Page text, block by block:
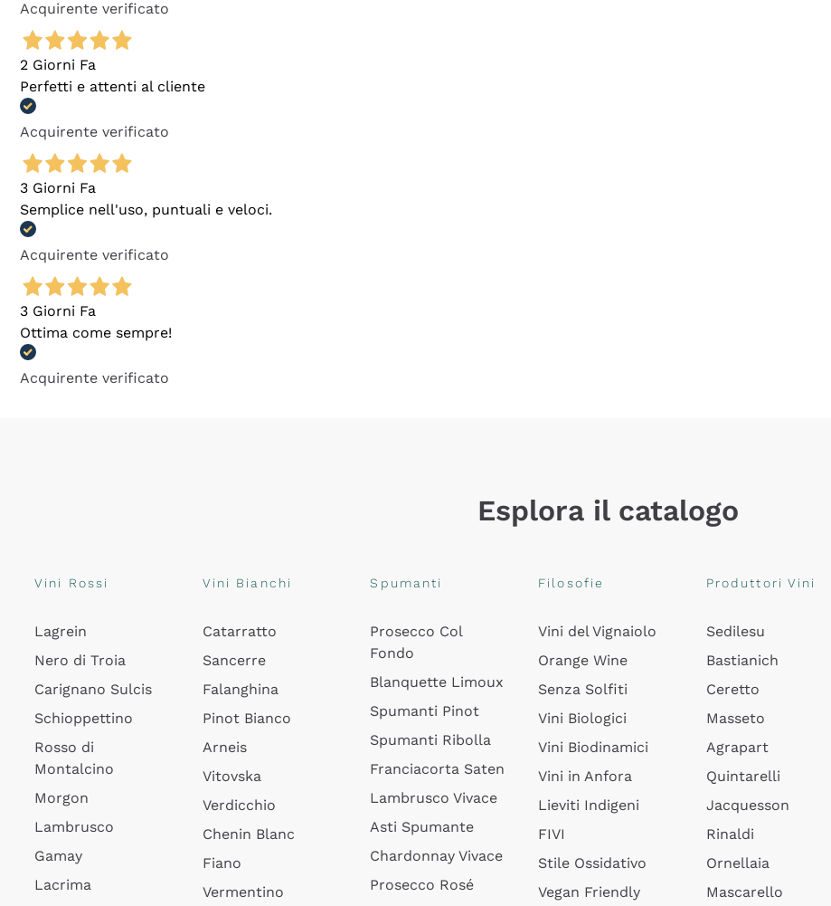
Acquirente verificato
2 Giorni Fa
Perfetti e attenti al cliente
Acquirente verificato
3 Giorni Fa
Semplice nell'uso, puntuali e veloci.
Acquirente verificato
3 Giorni Fa
Ottima come sempre!
Acquirente verificato
Esplora il catalogo
Vini Rossi
Lagrein
Nero di Troia
Carignano Sulcis
Schioppettino
Rosso di
Montalcino
Morgon
Lambrusco
Gamay
Lacrima
Vini Bianchi
Catarratto
Sancerre
Falanghina
Pinot Bianco
Arneis
Vitovska
Verdicchio
Chenin Blanc
Fiano
Vermentino
Spumanti
Prosecco Col
Fondo
Blanquette Limoux
Spumanti Pinot
Spumanti Ribolla
Franciacorta Saten
Lambrusco Vivace
Asti Spumante
Chardonnay Vivace
Prosecco Rosé
Filosofie
Vini del Vignaiolo
Orange Wine
Senza Solfiti
Vini Biologici
Vini Biodinamici
Vini in Anfora
Lieviti Indigeni
FIVI
Stile Ossidativo
Vegan Friendly
Produttori Vini
Sedilesu
Bastianich
Ceretto
Masseto
Agrapart
Quintarelli
Jacquesson
Rinaldi
Ornellaia
Mascarello